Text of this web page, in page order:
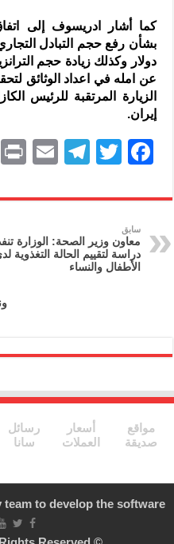
كما أشار ادريسوف إلى
بشأن رفع حجم التبادل
عن امله في اعداد الوثائق
الزيارة المرتقبة للرئيس
إيران.
F
c
e
b
o
T
itt
er
T
e
gr
a
E
ai
l
سابق
معاون وزير الصحة: الوزارة
دراسة لتقييم الحالة التغذوية
الأطفال والنساء
مواقع
صديقة
أسعار
العملات
رسائل
سانا
team to develop the software